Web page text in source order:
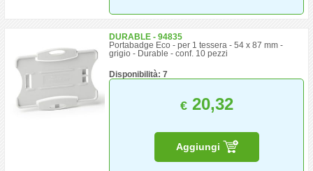
DURABLE - 94835
Portabadge Eco - per 1 tessera - 54 x 87 mm -
grigio - Durable - conf. 10 pezzi
Disponibilità: 7
€20,32
Aggiungi